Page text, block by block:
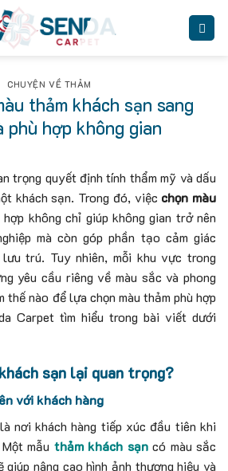
CHUYỆN VỀ THẢM
thảm khách sạn sang
phù hợp không gian
trọng quyết định tính thẩm mỹ và dấu
khách sạn. Trong đó, việc chọn màu
không chỉ giúp không gian trở nên
mà còn góp phần tạo cảm giác
trú. Tuy nhiên, mỗi khu vực trong
yêu cầu riêng về màu sắc và phong
nào để lựa chọn màu thảm phù hợp
Carpet tìm hiểu trong bài viết dưới
sạn lại quan trọng?
với khách hàng
nơi khách hàng tiếp xúc đầu tiên khi
mẫu thảm khách sạncó màu sắc
giúp nâng cao hình ảnh thương hiệu và